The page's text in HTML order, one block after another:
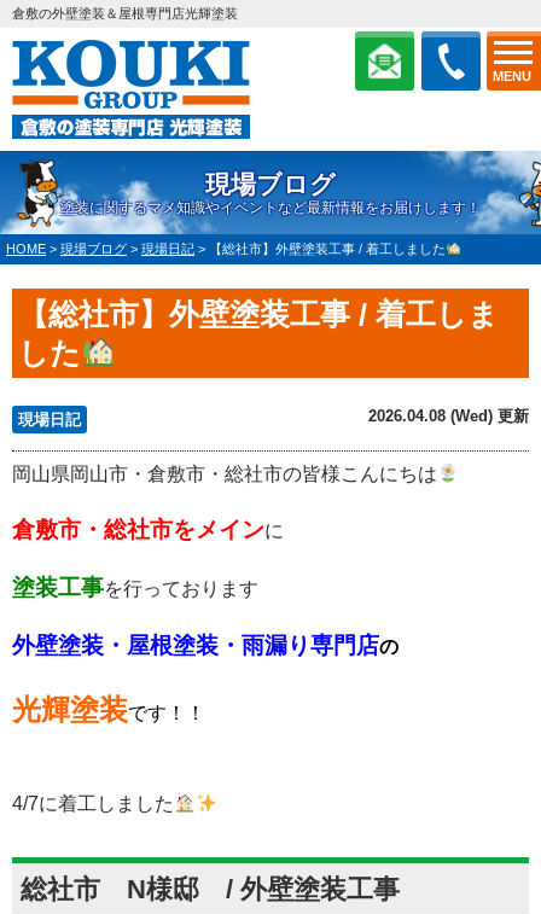
MENU
倉敷の外壁塗装＆屋根専門店光輝塗装
現場ブログ
塗装に関するマメ知識やイベントなど最新情報をお届けします！
HOME > 現場ブログ > 現場日記 > 【総社市】外壁塗装工事 / 着工しました
【総社市】外壁塗装工事 / 着工しま
した
現場日記 2026.04.08 (Wed) 更新
岡山県岡山市・倉敷市・総社市の皆様こんにちは
倉敷市・総社市をメインに
塗装工事を行っております
外壁塗装・屋根塗装・雨漏り専門店の
光輝塗装です！！
4/7に着工しました
総社市 N様邸 / 外壁塗装工事